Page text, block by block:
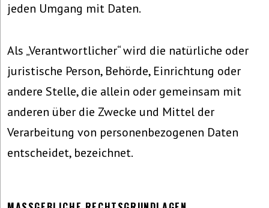
jeden Umgang mit Daten.
Als „Verantwortlicher“ wird die natürliche oder
juristische Person, Behörde, Einrichtung oder
andere Stelle, die allein oder gemeinsam mit
anderen über die Zwecke und Mittel der
Verarbeitung von personenbezogenen Daten
entscheidet, bezeichnet.